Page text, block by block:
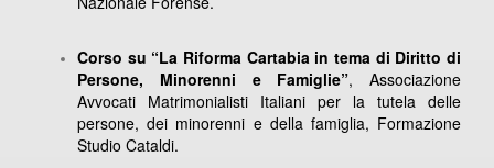
Corso su “La Riforma Cartabia in tema di Diritto di
Persone, Minorenni e Famiglie”, Associazione
Avvocati Matrimonialisti Italiani per la tutela delle
persone, dei minorenni e della famiglia, Formazione
Studio Cataldi.